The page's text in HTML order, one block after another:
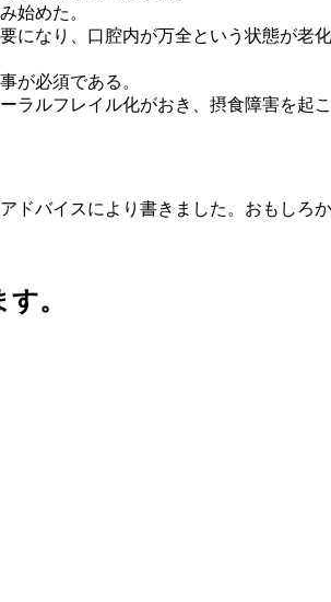
始めた。
なり、口腔内が万全という状態が老
が必須である。
ルフレイル化がおき、摂食障害を起
ドバイスにより書きました。おもしろか
。